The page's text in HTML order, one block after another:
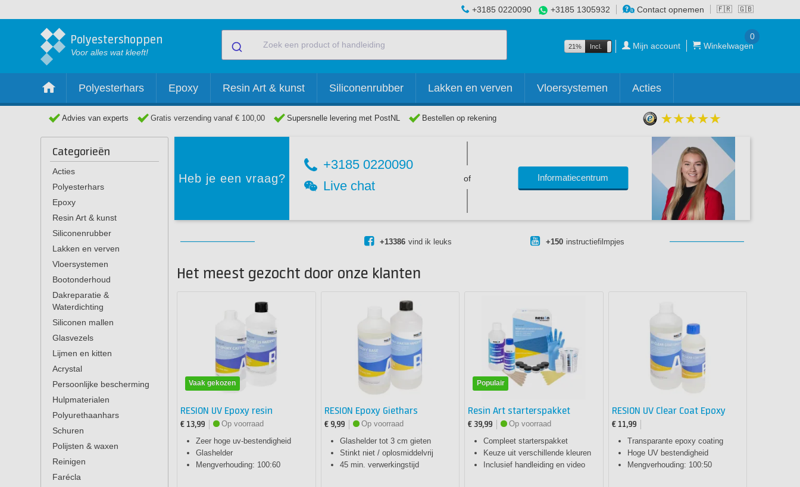
🇫🇷 🇬🇧
+3185 0220090 +3185 1305932 Contact opnemen
Polyestershoppen
Voor alles wat kleeft!
21% Incl. Excl. Mijn account Winkelwagen
0
Polyesterhars Epoxy Resin Art & kunst Siliconenrubber Lakken en verven Vloersystemen Acties
Advies van experts Gratis verzending vanaf € 100,00 Supersnelle levering met PostNL Bestellen op rekening
Categorieën
Acties
Polyesterhars
Epoxy
Resin Art & kunst
Siliconenrubber
Lakken en verven
Vloersystemen
Bootonderhoud
Dakreparatie &
Waterdichting
Siliconen mallen
Glasvezels
Lijmen en kitten
Acrystal
Persoonlijke bescherming
Hulpmaterialen
Polyurethaanhars
Schuren
Polijsten & waxen
Reinigen
Farécla
Heb je een vraag?
+3185 0220090
Live chat
of Informatiecentrum
+13386 vind ik leuks +150 instructiefilmpjes
Het meest gezocht door onze klanten
Vaak gekozen
RESION UV Epoxy resin
€ 13,99
Op voorraad
Zeer hoge uv-bestendigheid
Glashelder
Mengverhouding: 100:60
RESION Epoxy Giethars
€ 9,99
Op voorraad
Glashelder tot 3 cm gieten
Stinkt niet / oplosmiddelvrij
45 min. verwerkingstijd
Populair
Resin Art starterspakket
€ 39,99
Op voorraad
Compleet starterspakket
Keuze uit verschillende kleuren
Inclusief handleiding en video
RESION UV Clear Coat Epoxy
€ 11,99
Transparante epoxy coating
Hoge UV bestendigheid
Mengverhouding: 100:50